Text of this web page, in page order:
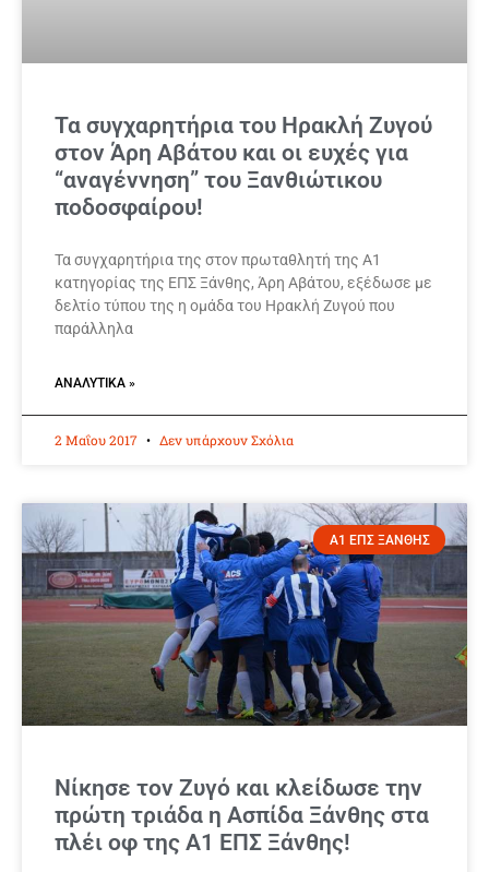
Τα συγχαρητήρια του Ηρακλή Ζυγού
στον Άρη Αβάτου και οι ευχές για
“αναγέννηση” του Ξανθιώτικου
ποδοσφαίρου!
Τα συγχαρητήρια της στον πρωταθλητή της Α1
κατηγορίας της ΕΠΣ Ξάνθης, Άρη Αβάτου, εξέδωσε με
δελτίο τύπου της η ομάδα του Ηρακλή Ζυγού που
παράλληλα
ΑΝΑΛΥΤΙΚΆ »
2 Μαΐου 2017 Δεν υπάρχουν Σχόλια
Α1 ΕΠΣ ΞΑΝΘΗΣ
Νίκησε τον Ζυγό και κλείδωσε την
πρώτη τριάδα η Ασπίδα Ξάνθης στα
πλέι οφ της Α1 ΕΠΣ Ξάνθης!